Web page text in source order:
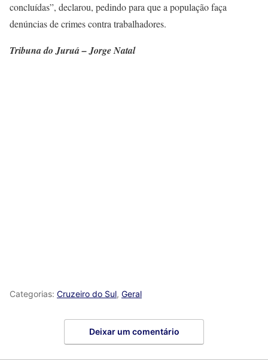
concluídas”, declarou, pedindo para que a população faça
denúncias de crimes contra trabalhadores.
Tribuna do Juruá – Jorge Natal
Categorias: Cruzeiro do Sul, Geral
Deixar um comentário